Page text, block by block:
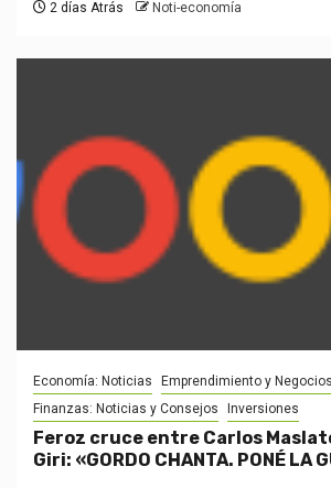
2 días Atrás Noti-economía
Economía: Noticias
Emprendimiento y Negocios
Finanzas: Noticias y Consejos
Inversiones
Feroz cruce entre Carlos
Giri: «GORDO CHANTA. PONÉ LA